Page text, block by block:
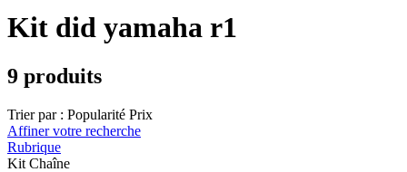
Kit did yamaha r1
9 produits
Trier par : Popularité Prix
Affiner votre recherche
Rubrique
Kit Chaîne